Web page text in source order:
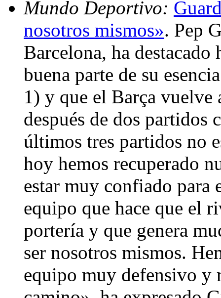
Mundo Deportivo:
nosotros mismos». Pep
Barcelona, ha
buena parte de su
1) y que el Barça
después de dos partidos
últimos tres partidos no
hoy hemos recuperado
estar muy confiado para
equipo que hace que el
portería y que genera
ser nosotros mismos.
equipo muy defensivo y